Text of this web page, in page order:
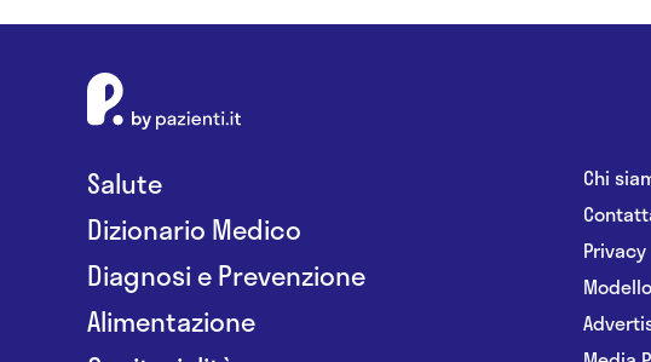
Salute
Dizionario Medico
Diagnosi e Prevenzione
Alimentazione
Chi
Privacy